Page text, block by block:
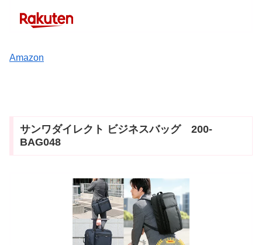
Amazon
サンワダイレクト ビジネスバッグ 200-
BAG048